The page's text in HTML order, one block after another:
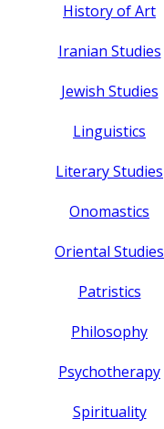
History of Art
Iranian Studies
Jewish Studies
Linguistics
Literary Studies
Onomastics
Oriental Studies
Patristics
Philosophy
Psychotherapy
Spirituality